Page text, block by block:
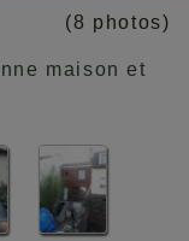
(8 photos)
maison et